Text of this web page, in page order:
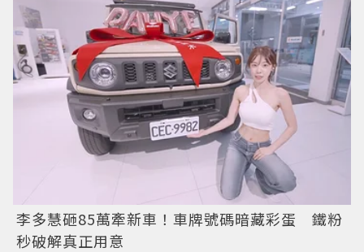
李多慧砸85萬牽新車！車牌號碼暗藏彩蛋 鐵粉
秒破解真正用意